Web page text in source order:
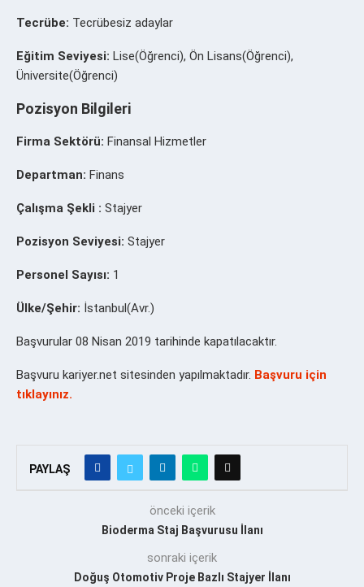
Tecrübe: Tecrübesiz adaylar
Eğitim Seviyesi: Lise(Öğrenci), Ön Lisans(Öğrenci),
Üniversite(Öğrenci)
Pozisyon Bilgileri
Firma Sektörü: Finansal Hizmetler
Departman: Finans
Çalışma Şekli : Stajyer
Pozisyon Seviyesi: Stajyer
Personel Sayısı: 1
Ülke/Şehir: İstanbul(Avr.)
Başvurular 08 Nisan 2019 tarihinde kapatılacaktır.
Başvuru kariyer.net sitesinden yapılmaktadır. Başvuru için
tıklayınız.
PAYLAŞ
önceki içerik
Bioderma Staj Başvurusu İlanı
sonraki içerik
Doğuş Otomotiv Proje Bazlı Stajyer İlanı